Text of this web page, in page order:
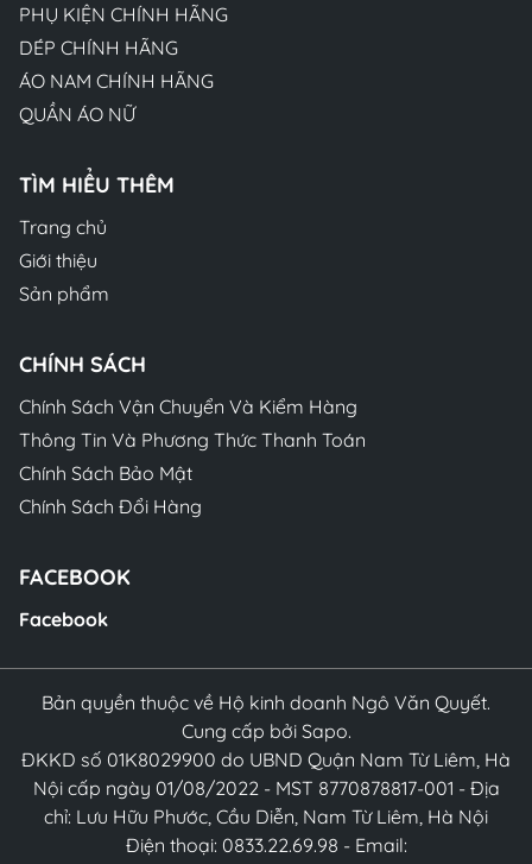
PHỤ KIỆN CHÍNH HÃNG
DÉP CHÍNH HÃNG
ÁO NAM CHÍNH HÃNG
QUẦN ÁO NỮ
TÌM HIỂU THÊM
Trang chủ
Giới thiệu
Sản phẩm
CHÍNH SÁCH
Chính Sách Vận Chuyển Và Kiểm Hàng
Thông Tin Và Phương Thức Thanh Toán
Chính Sách Bảo Mật
Chính Sách Đổi Hàng
FACEBOOK
Facebook
Bản quyền thuộc về Hộ kinh doanh Ngô Văn Quyết.
Cung cấp bởi Sapo.
ĐKKD số 01K8029900 do UBND Quận Nam Từ Liêm, Hà
Nội cấp ngày 01/08/2022 - MST 8770878817-001 - Địa
chỉ: Lưu Hữu Phước, Cầu Diễn, Nam Từ Liêm, Hà Nội
Điện thoại: 0833.22.69.98 - Email: